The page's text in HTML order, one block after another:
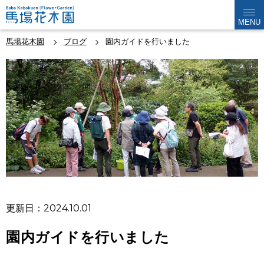
MENU
馬場花木園 ブログ 園内ガイドを行いました
更新日：2024.10.01
園内ガイドを行いました